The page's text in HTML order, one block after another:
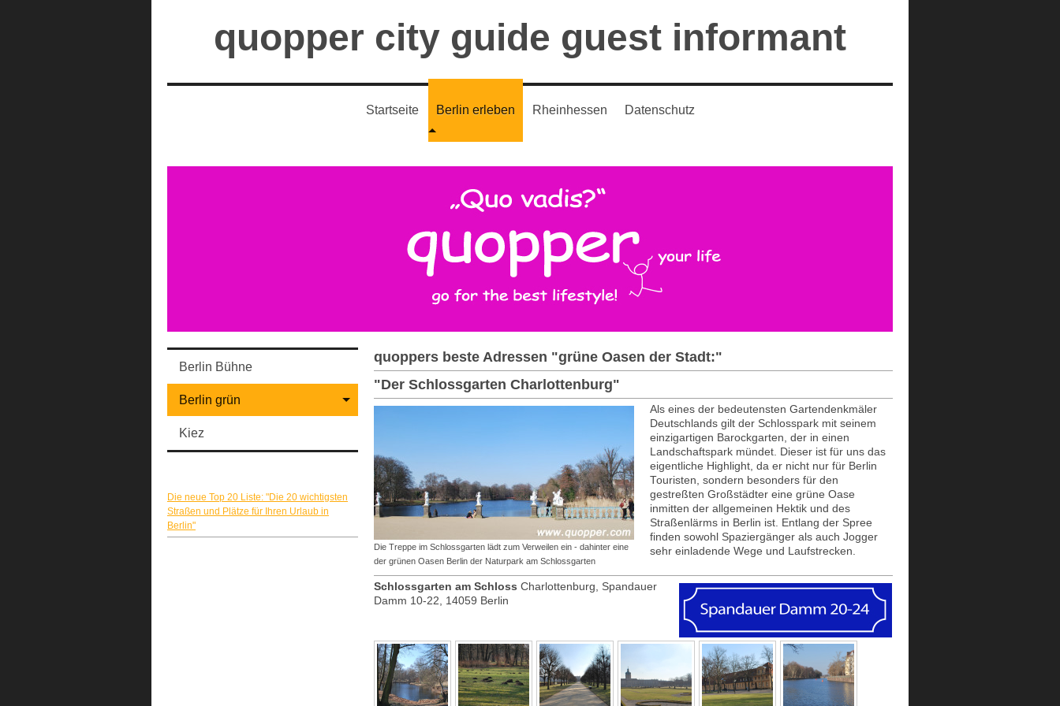
quopper city guide guest informant
Startseite Berlin erleben Rheinhessen Datenschutz
quoppers beste Adressen "grüne Oasen der Stadt:"
"Der Schlossgarten Charlottenburg"
Die Treppe im Schlossgarten lädt zum Verweilen ein - dahinter eine
der grünen Oasen Berlin der Naturpark am Schlossgarten
Als eines der bedeutensten Gartendenkmäler
Deutschlands gilt der Schlosspark mit seinem
einzigartigen Barockgarten, der in einen
Landschaftspark mündet. Dieser ist für uns das
eigentliche Highlight, da er nicht nur für Berlin
Touristen, sondern besonders für den
gestreßten Großstädter eine grüne Oase
inmitten der allgemeinen Hektik und des
Straßenlärms in Berlin ist. Entlang der Spree
finden sowohl Spaziergänger als auch Jogger
sehr einladende Wege und Laufstrecken.
Schlossgarten am Schloss Charlottenburg, Spandauer
Damm 10-22, 14059 Berlin
Berlin Bühne
Berlin grün
Kiez
Die neue Top 20 Liste: "Die 20 wichtigsten
Straßen und Plätze für Ihren Urlaub in
Berlin"